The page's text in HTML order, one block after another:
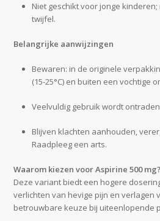
Niet geschikt voor jonge
twijfel.
Belangrijke aanwijzingen
Bewaren: in de originele
(15-25°C) en buiten een vochtige
Veelvuldig gebruik wordt
Blijven klachten aanhouden,
Raadpleeg een arts.
Waarom kiezen voor Aspirine 500 mg?
Deze variant biedt een hogere
verlichten van hevige pijn en verlagen
betrouwbare keuze bij uiteenlopende